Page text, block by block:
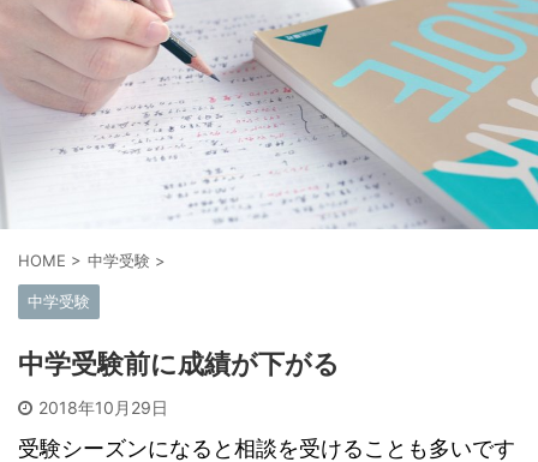
HOME > 中学受験 >
中学受験
中学受験前に成績が下がる
2018年10月29日
受験シーズンになると相談を受けることも多いです